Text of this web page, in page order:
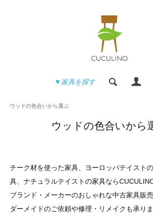
▼家具を探す
ウッドの色合いから選ぶ
ウッドの色合いから
チーク材を使った家具、ヨーロッパテイスト
具、ナチュラルテイストの家具なら
ブランド・メーカーのおしゃれな中古家具販
ダーメイドのご依頼や修理・リメイクも承りま